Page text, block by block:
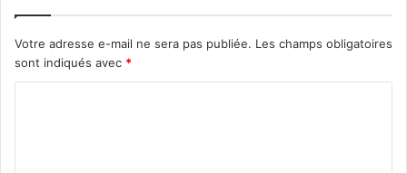
Votre adresse e-mail ne sera pas publiée. Les champs obligatoires
sont indiqués avec *